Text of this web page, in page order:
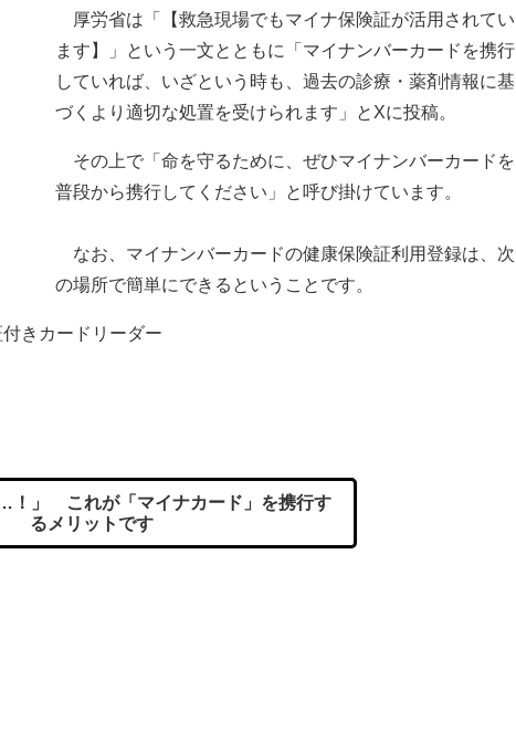
厚労省は「【救急現場でもマイナ保険証が活用されてい
ます】」という一文とともに「マイナンバーカードを携行
していれば、いざという時も、過去の診療・薬剤情報に基
づくより適切な処置を受けられます」とXに投稿。
その上で「命を守るために、ぜひマイナンバーカードを
普段から携行してください」と呼び掛けています。
なお、マイナンバーカードの健康保険証利用登録は、次
の場所で簡単にできるということです。
きカードリーダー
！」 これが「マイナカード」を携行す
るメリットです